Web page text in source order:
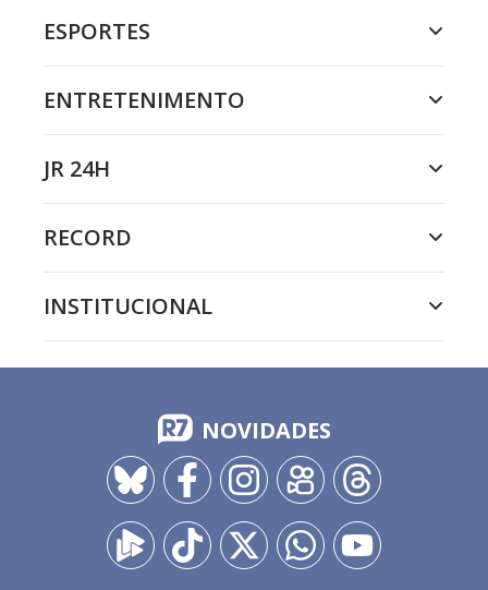
ESPORTES
ENTRETENIMENTO
JR 24H
RECORD
INSTITUCIONAL
NOVIDADES